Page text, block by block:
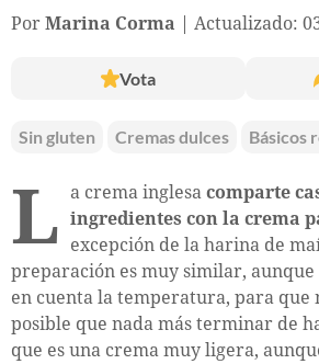
Por Marina Corma Actualizado:
Vota
Sin gluten Cremas dulces Básicos
L a crema inglesa comparte
ingredientes con la crema
excepción de la harina de
preparación es muy similar,
en cuenta la temperatura, para que
posible que nada más terminar de
que es una crema muy ligera,